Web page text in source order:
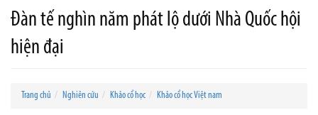
Đàn tế nghìn năm phát lộ dưới Nhà Quốc hội
hiện đại
Trang chủ Nghiên cứu Khảo cổ học Khảo cổ học Việt nam